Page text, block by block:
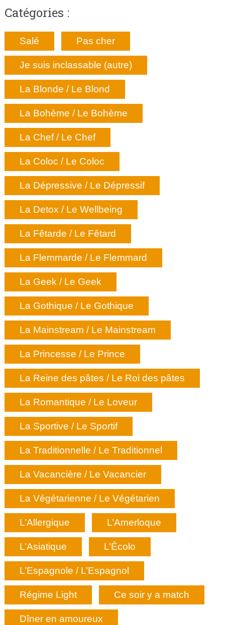
Catégories :
Salé Pas cher
Je suis inclassable (autre)
La Blonde / Le Blond
La Bohème / Le Bohème
La Chef / Le Chef
La Coloc / Le Coloc
La Dépressive / Le Dépressif
La Detox / Le Wellbeing
La Fêtarde / Le Fêtard
La Flemmarde / Le Flemmard
La Geek / Le Geek
La Gothique / Le Gothique
La Mainstream / Le Mainstream
La Princesse / Le Prince
La Reine des pâtes / Le Roi des pâtes
La Romantique / Le Loveur
La Sportive / Le Sportif
La Traditionnelle / Le Traditionnel
La Vacancière / Le Vacancier
La Végétarienne / Le Végétarien
L’Allergique L’Amerloque
L’Asiatique L’Écolo
L’Espagnole / L’Espagnol
Régime Light Ce soir y a match
Dîner en amoureux